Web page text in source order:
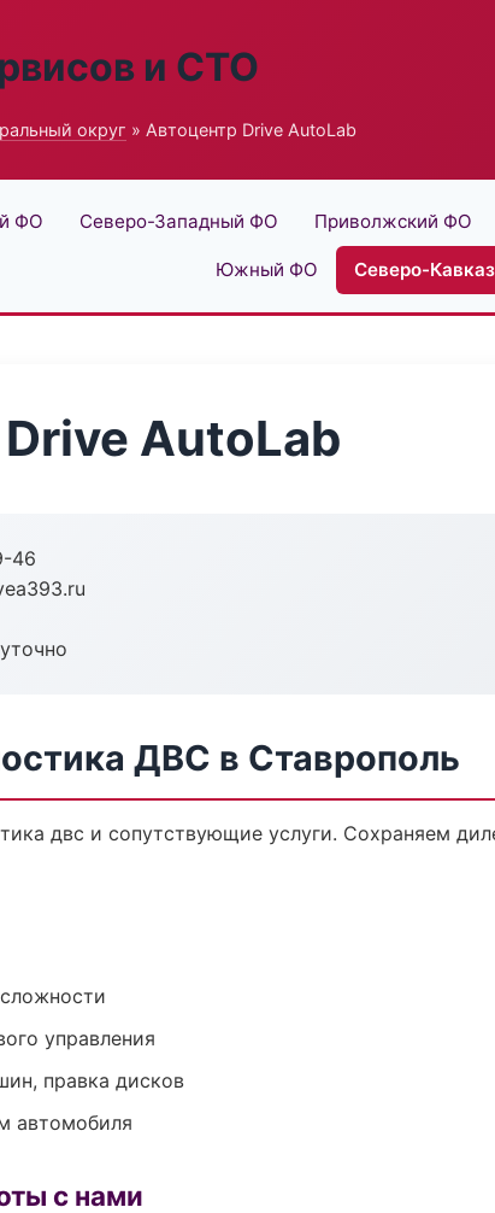
и СТО
округ » Автоцентр Drive AutoLab
ФО Северо-Западный ФО Приволжский ФО
Южный ФО Северо-
AutoLab
46
ДВС в Ставрополь
двс и сопутствующие услуги. Сохраняем
управления
правка дисков
автомобиля
с нами